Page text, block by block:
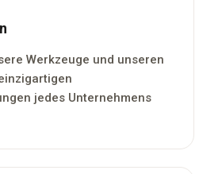
Werkzeuge und unseren
jedes Unternehmens